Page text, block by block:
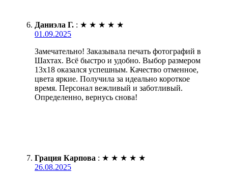
Даниэла Г. : ★ ★ ★ ★ ★
01.09.2025
Замечательно! Заказывала печать фотографий в
Шахтах. Всё быстро и удобно. Выбор размером
13х18 оказался успешным. Качество отменное,
цвета яркие. Получила за идеально короткое
время. Персонал вежливый и заботливый.
Определенно, вернусь снова!
Грация Карпова : ★ ★ ★ ★ ★
26.08.2025